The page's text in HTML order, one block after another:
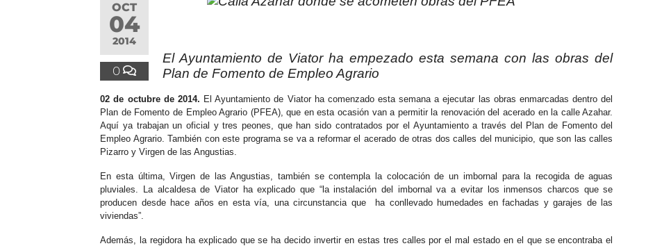
OCT
04
2014
0
El Ayuntamiento de Viator ha empezado esta semana con las obras del
Plan de Fomento de Empleo Agrario
02 de octubre de 2014. El Ayuntamiento de Viator ha comenzado esta semana a ejecutar las obras enmarcadas dentro del
Plan de Fomento de Empleo Agrario (PFEA), que en esta ocasión van a permitir la renovación del acerado en la calle Azahar.
Aquí ya trabajan un oficial y tres peones, que han sido contratados por el Ayuntamiento a través del Plan de Fomento del
Empleo Agrario. También con este programa se va a reformar el acerado de otras dos calles del municipio, que son las calles
Pizarro y Virgen de las Angustias.
En esta última, Virgen de las Angustias, también se contempla la colocación de un imbornal para la recogida de aguas
pluviales. La alcaldesa de Viator ha explicado que “la instalación del imbornal va a evitar los inmensos charcos que se
producen desde hace años en esta vía, una circunstancia que ha conllevado humedades en fachadas y garajes de las
viviendas”.
Además, la regidora ha explicado que se ha decido invertir en estas tres calles por el mal estado en el que se encontraba el